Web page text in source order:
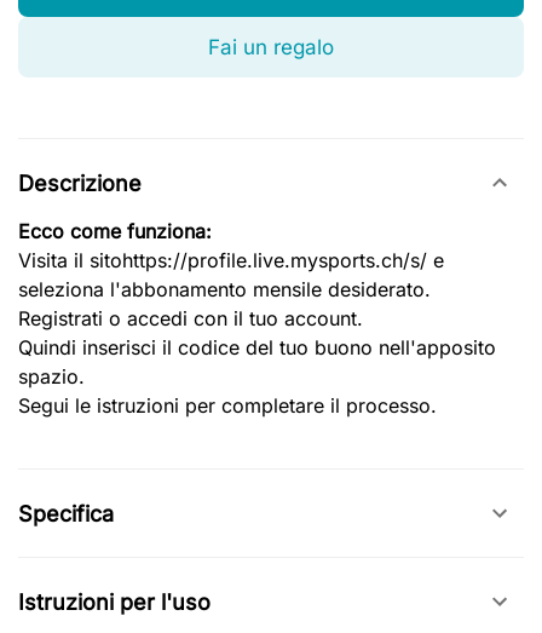
Fai un regalo
Descrizione
Ecco come funziona:
Visita il sitohttps://profile.live.mysports.ch/s/ e
seleziona l'abbonamento mensile desiderato.
Registrati o accedi con il tuo account.
Quindi inserisci il codice del tuo buono nell'apposito
spazio.
Segui le istruzioni per completare il processo.
Specifica
Istruzioni per l'uso